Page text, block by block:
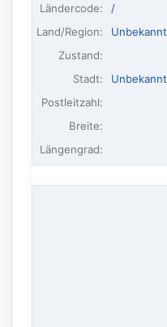
Ländercode:
/
Land/Region:
Unbekannt
Zustand:
Stadt:
Unbekannt
Postleitzahl:
Breite:
Längengrad: